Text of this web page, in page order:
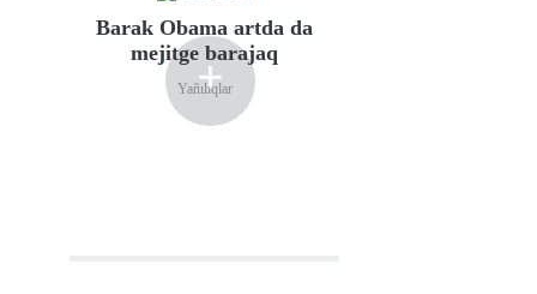
+
Barak Obama artda da
mejitge barajaq
Yañılıqlar